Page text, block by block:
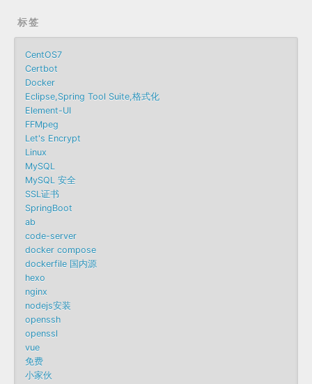
标签
CentOS7
Certbot
Docker
Eclipse,Spring Tool Suite,格式化
Element-UI
FFMpeg
Let's Encrypt
Linux
MySQL
MySQL 安全
SSL证书
SpringBoot
ab
code-server
docker compose
dockerfile 国内源
hexo
nginx
nodejs安装
openssh
openssl
vue
免费
小家伙